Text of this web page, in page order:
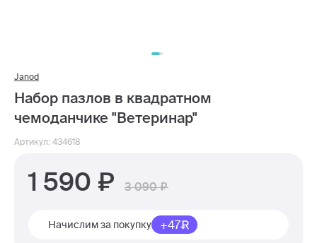
Janod
Набор пазлов в квадратном
чемоданчике "Ветеринар"
Артикул: 434618
1 590 3 090
Начислим за покупку +47